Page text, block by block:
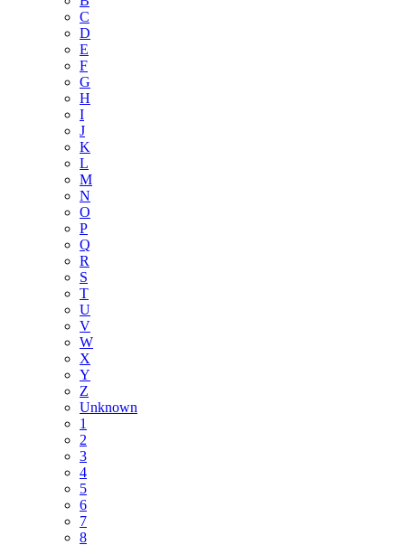
C
D
E
F
G
H
I
J
K
L
M
N
O
P
Q
R
S
T
U
V
W
X
Y
Z
Unknown
1
2
3
4
5
6
7
8